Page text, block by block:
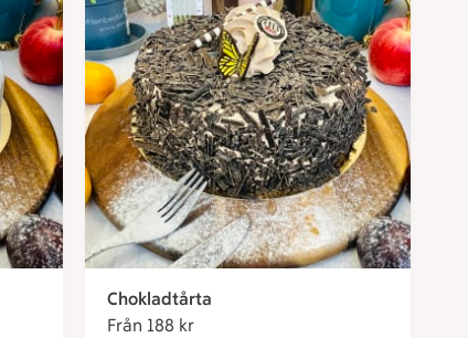
Chokladtårta
Från 188 kr